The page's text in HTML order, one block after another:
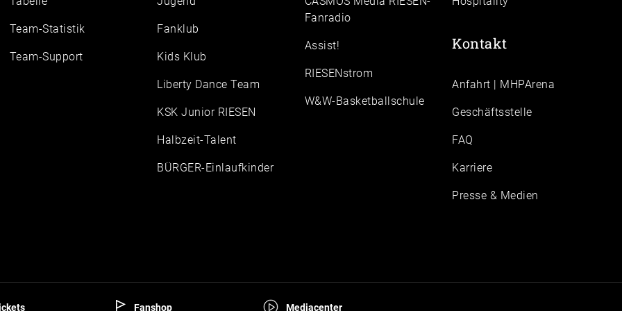
Team-Statistik
Team-Support
Fanklub
Kids Klub
Liberty Dance Team
KSK Junior RIESEN
Halbzeit-Talent
BÜRGER-Einlaufkinder
Fanradio
Assist!
RIESENstrom
W&W-Basketballschule
Kontakt
Anfahrt | MHPArena
Geschäftsstelle
FAQ
Karriere
Presse & Medien
Fanshop Mediacenter